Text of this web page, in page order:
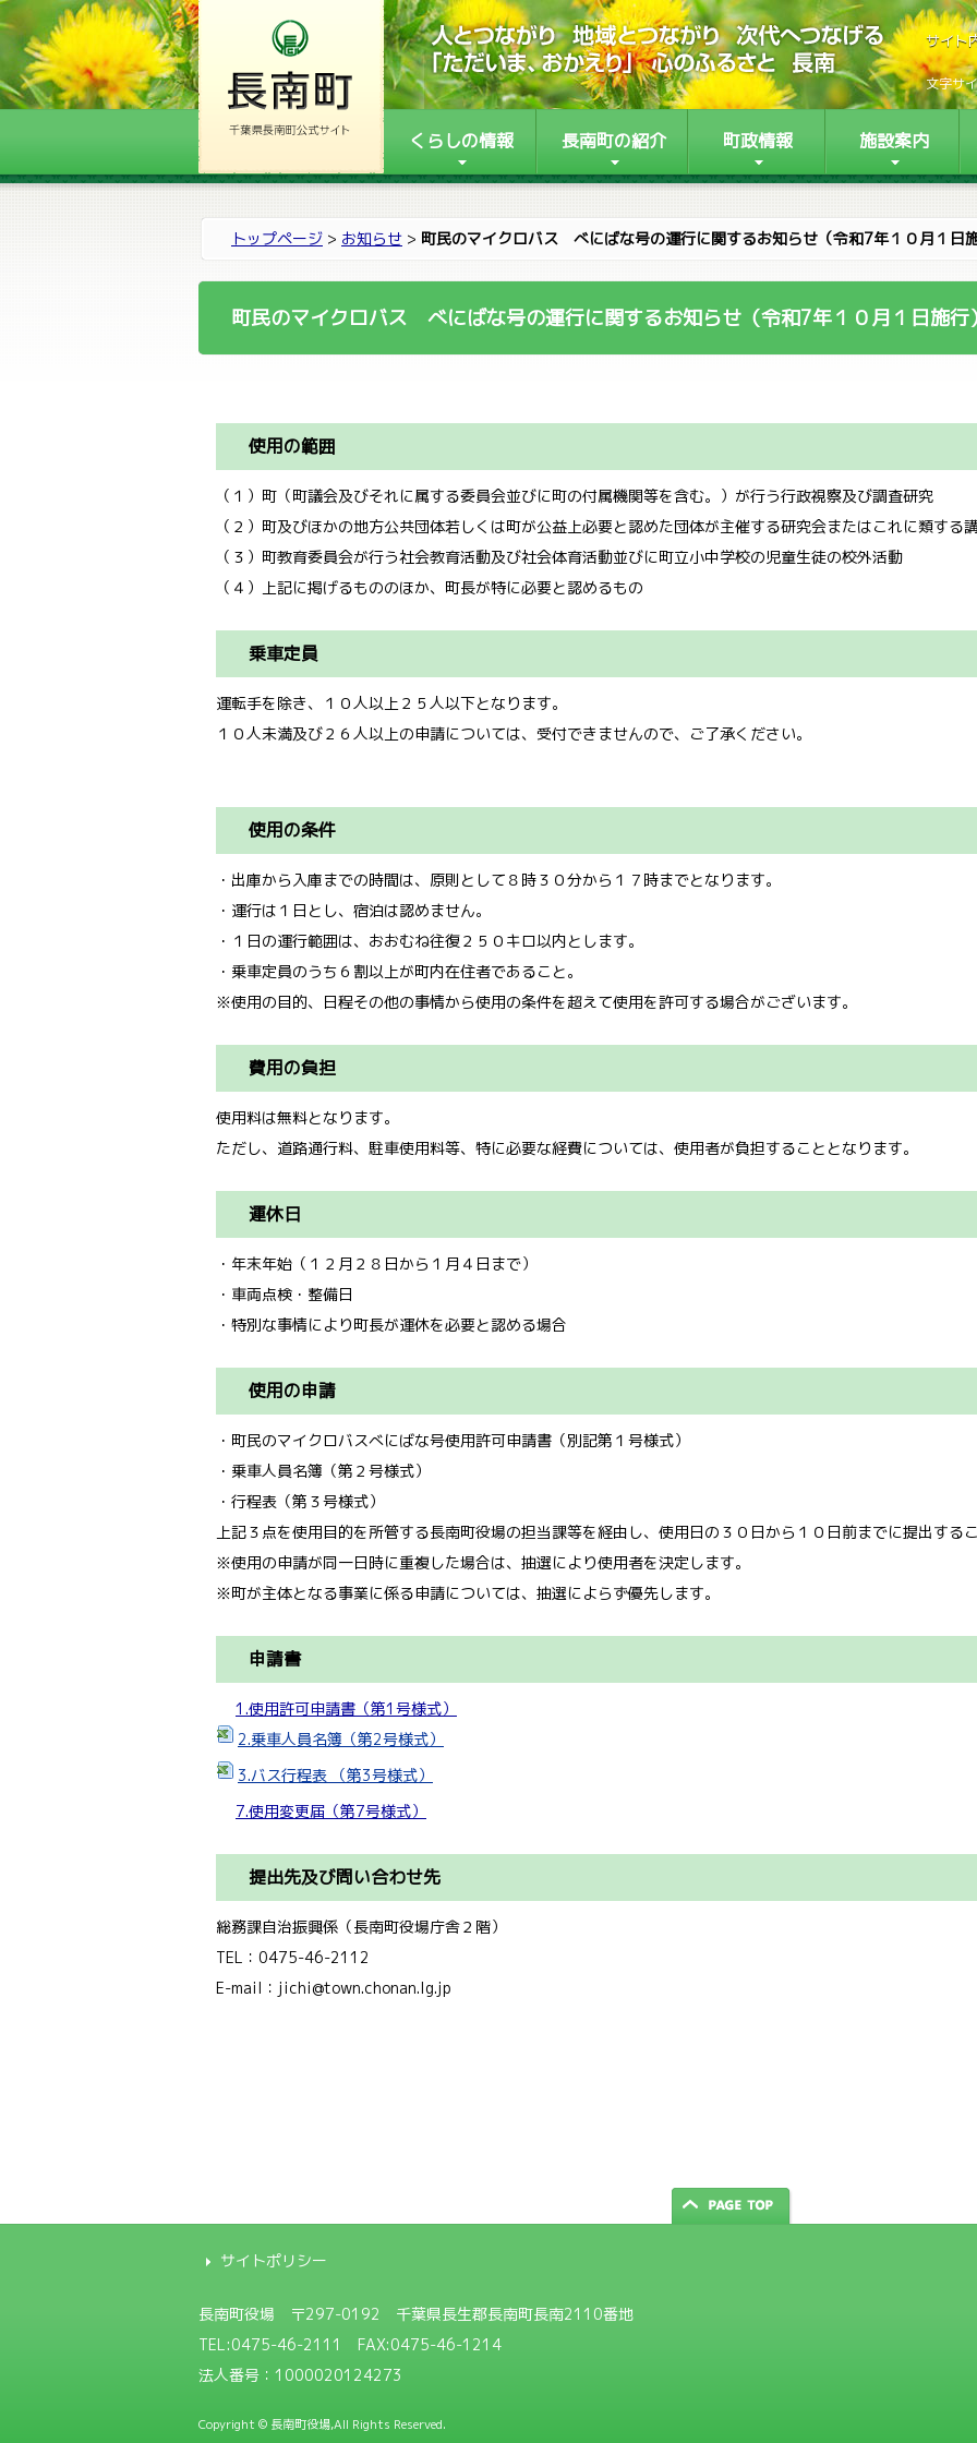
サイト
文字サ
くらしの情報 長南町の紹介 町政情報 施設案内
トップページ > お知らせ > 町民のマイクロバス べにばな号の運行に関するお知らせ（令和7年１０月１日
町民のマイクロバス べにばな号の運行に関するお知らせ（令和7年１０月１日施行
使用の範囲
（１）町（町議会及びそれに属する委員会並びに町の付属機関等を含む。）が行う行政視察及び調査研究
（２）町及びほかの地方公共団体若しくは町が公益上必要と認めた団体が主催する研究会またはこれに類する
（３）町教育委員会が行う社会教育活動及び社会体育活動並びに町立小中学校の児童生徒の校外活動
（４）上記に掲げるもののほか、町長が特に必要と認めるもの
乗車定員
運転手を除き、１０人以上２５人以下となります。
１０人未満及び２６人以上の申請については、受付できませんので、ご了承ください。
使用の条件
・出庫から入庫までの時間は、原則として８時３０分から１７時までとなります。
・運行は１日とし、宿泊は認めません。
・１日の運行範囲は、おおむね往復２５０キロ以内とします。
・乗車定員のうち６割以上が町内在住者であること。
※使用の目的、日程その他の事情から使用の条件を超えて使用を許可する場合がございます。
費用の負担
使用料は無料となります。
ただし、道路通行料、駐車使用料等、特に必要な経費については、使用者が負担することとなります。
運休日
・年末年始（１２月２８日から１月４日まで）
・車両点検・整備日
・特別な事情により町長が運休を必要と認める場合
使用の申請
・町民のマイクロバスべにばな号使用許可申請書（別記第１号様式）
・乗車人員名簿（第２号様式）
・行程表（第３号様式）
上記３点を使用目的を所管する長南町役場の担当課等を経由し、使用日の３０日から１０日前までに提出する
※使用の申請が同一日時に重複した場合は、抽選により使用者を決定します。
※町が主体となる事業に係る申請については、抽選によらず優先します。
申請書
1.使用許可申請書（第1号様式）
2.乗車人員名簿（第2号様式）
3.バス行程表 （第3号様式）
7.使用変更届（第7号様式）
提出先及び問い合わせ先
総務課自治振興係（長南町役場庁舎２階）
TEL：0475-46-2112
E-mail：jichi@town.chonan.lg.jp
サイトポリシー
長南町役場
〒297-0192 千葉県長生郡長南町長南2110番地
TEL:0475-46-2111
FAX:0475-46-1214
法人番号：1000020124273
Copyright © 長南町役場,All Rights Reserved.